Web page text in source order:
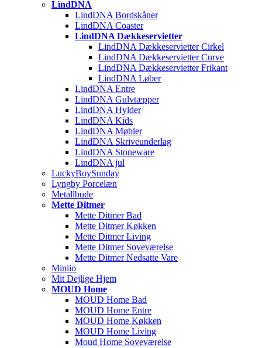
LïndDNA
LindDNA Bordskåner
LindDNA Coaster
LindDNA Dækkeservietter
LindDNA Dækkeservietter Cirkel
LindDNA Dækkeservietter Curve
LindDNA Dækkeservietter Frikant
LindDNA Løber
LindDNA Entre
LindDNA Gulvtæpper
LindDNA Hylder
LindDNA Kids
LindDNA Møbler
LindDNA Skriveunderlag
LindDNA Stoneware
LindDNA jul
LuckyBoySunday
Lyngby Porcelæn
Metallbude
Mette Ditmer
Mette Ditmer Bad
Mette Ditmer Køkken
Mette Ditmer Living
Mette Ditmer Soveværelse
Mette Ditmer Nedsatte Vare
Miniio
Mit Dejlige Hjem
MOUD Home
MOUD Home Bad
MOUD Home Entre
MOUD Home Køkken
MOUD Home Living
Moud Home Soveværelse